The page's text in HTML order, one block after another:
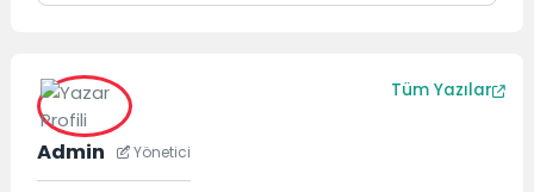
Admin Yönetici
Tüm Yazılar